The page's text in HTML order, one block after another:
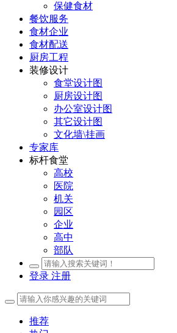
保健食材
餐饮服务
食材企业
食材配送
厨房工程
装修设计
食堂设计图
厨房设计图
办公室设计图
其它设计图
文化墙\挂画
专家库
标杆食堂
高校
医院
机关
园区
企业
高中
部队
登录 注册
推荐